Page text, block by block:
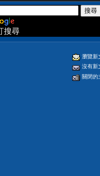
搜尋
瀏覽新
沒有新
關閉的